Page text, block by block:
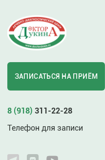
ЗАПИСАТЬСЯ НА ПРИЁМ
8 (918) 311-22-28
Телефон для записи